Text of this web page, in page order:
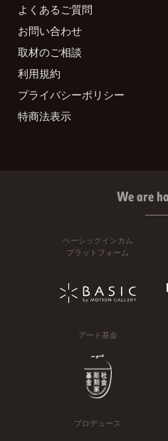
よくあるご質問
お問い合わせ
取材のご相談
利用規約
プライバシーポリシー
特商法表示
We are
ベーシックインカム
プラットフォーム
アート基金
プロデュース